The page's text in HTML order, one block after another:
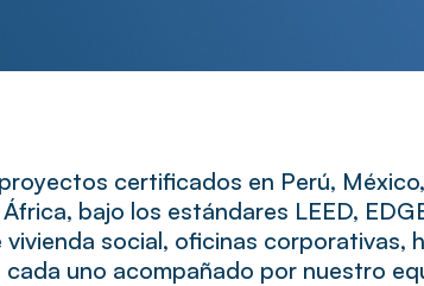
certificados en Perú,
bajo los estándares LEED,
social, oficinas corporativas,
uno acompañado por nuestro